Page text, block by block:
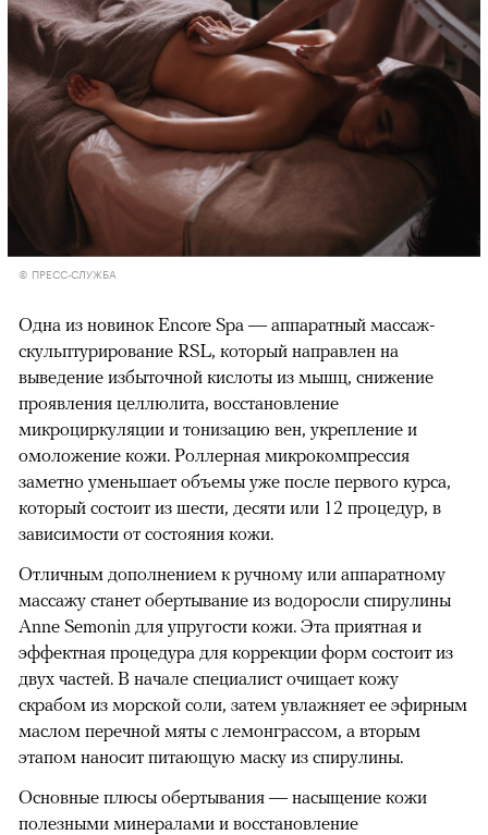
© ПРЕСС-СЛУЖБА
Одна из новинок Encore Spa — аппаратный массаж-
скульптурирование RSL, который направлен на
выведение избыточной кислоты из мышц, снижение
проявления целлюлита, восстановление
микроциркуляции и тонизацию вен, укрепление и
омоложение кожи. Роллерная микрокомпрессия
заметно уменьшает объемы уже после первого курса,
который состоит из шести, десяти или 12 процедур, в
зависимости от состояния кожи.
Отличным дополнением к ручному или аппаратному
массажу станет обертывание из водоросли спирулины
Anne Semonin для упругости кожи. Эта приятная и
эффектная процедура для коррекции форм состоит из
двух частей. В начале специалист очищает кожу
скрабом из морской соли, затем увлажняет ее эфирным
маслом перечной мяты с лемонграссом, а вторым
этапом наносит питающую маску из спирулины.
Основные плюсы обертывания — насыщение кожи
полезными минералами и восстановление